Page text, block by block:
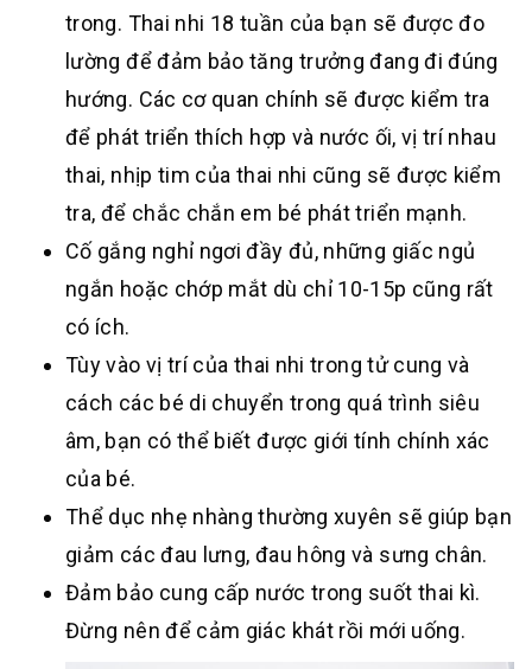
trong. Thai nhi 18 tuần của bạn sẽ được đo
lường để đảm bảo tăng trưởng đang đi đúng
hướng. Các cơ quan chính sẽ được kiểm tra
để phát triển thích hợp và nước ối, vị trí nhau
thai, nhịp tim của thai nhi cũng sẽ được kiểm
tra, để chắc chắn em bé phát triển mạnh.
Cố gắng nghỉ ngơi đầy đủ, những giấc ngủ
ngắn hoặc chớp mắt dù chỉ 10-15p cũng rất
có ích.
Tùy vào vị trí của thai nhi trong tử cung và
cách các bé di chuyển trong quá trình siêu
âm, bạn có thể biết được giới tính chính xác
của bé.
Thể dục nhẹ nhàng thường xuyên sẽ giúp bạn
giảm các đau lưng, đau hông và sưng chân.
Đảm bảo cung cấp nước trong suốt thai kì.
Đừng nên để cảm giác khát rồi mới uống.